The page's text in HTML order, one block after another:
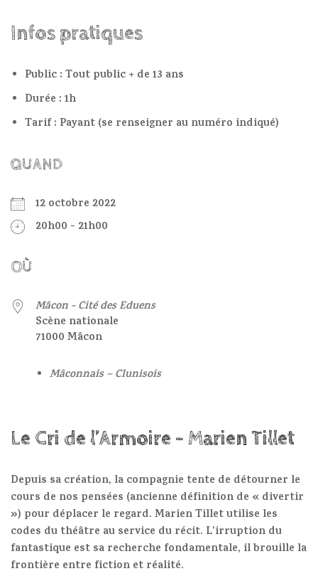
Infos pratiques
Public : Tout public + de 13 ans
Durée : 1h
Tarif : Payant (se renseigner au numéro indiqué)
QUAND
12 octobre 2022
20h00 - 21h00
OÙ
Mâcon - Cité des Eduens
Scène nationale
71000 Mâcon
Mâconnais – Clunisois
Le Cri de l’Armoire – Marien Tillet
Depuis sa création, la compagnie tente de détourner le
cours de nos pensées (ancienne définition de « divertir
») pour déplacer le regard. Marien Tillet utilise les
codes du théâtre au service du récit. L’irruption du
fantastique est sa recherche fondamentale, il brouille la
frontière entre fiction et réalité.